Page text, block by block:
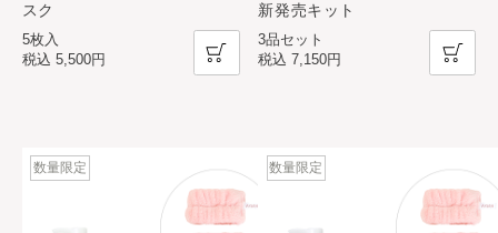
スク
5枚入
税込 5,500円
新発売キット
3品セット
税込7,150円
数量限定 数量限定